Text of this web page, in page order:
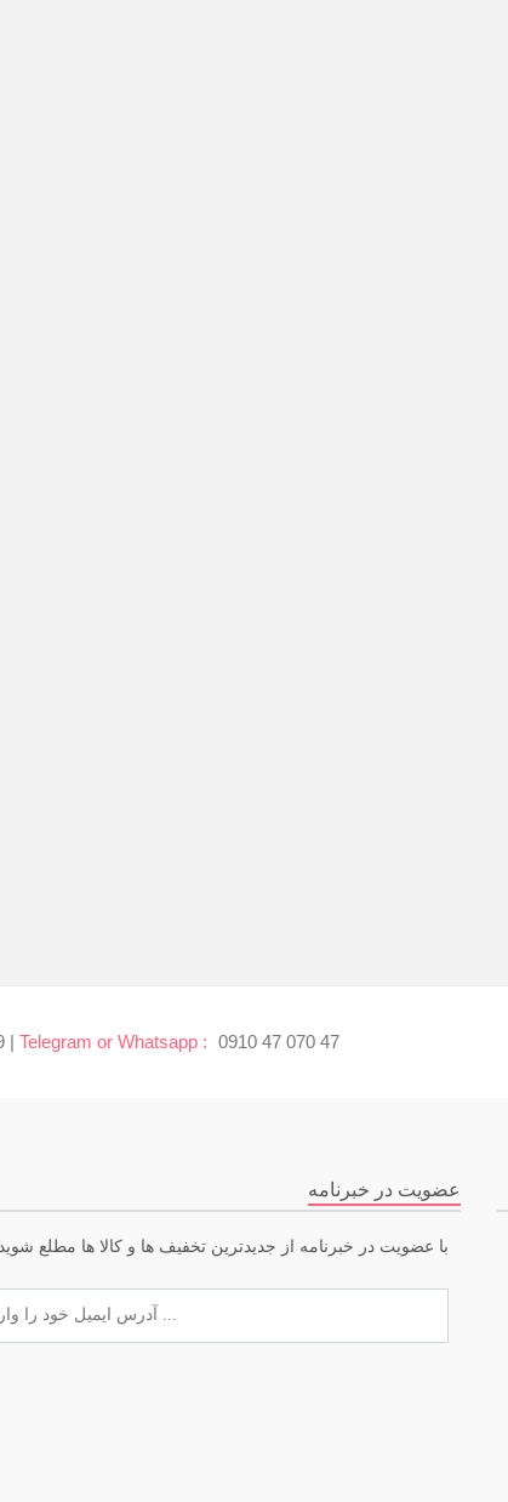
|Telegram or Whatsapp : 0910 47 070 47
عضویت در خبرنامه
با عضویت در خبرنامه از جدیدترین تخفیف ها و کالا ها مطلع